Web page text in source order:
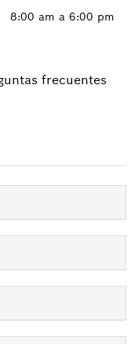
8:00 am a 6:00 pm
frecuentes